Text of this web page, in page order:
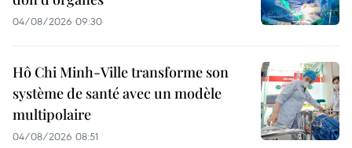
04/08/2026 09:30
Hô Chi Minh-Ville transforme son
système de santé avec un modèle
multipolaire
04/08/2026 08:51